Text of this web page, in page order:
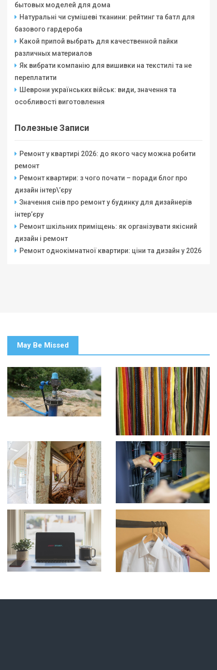
бытовых моделей для дома
Натуральні чи сумішеві тканини: рейтинг та батл для
базового гардероба
Какой припой выбрать для качественной пайки
различных материалов
Як вибрати компанію для вишивки на текстилі та не
переплатити
Шеврони українських військ: види, значення та
особливості виготовлення
Полезные Записи
Ремонт у квартирі 2026: до якого часу можна робити
ремонт
Ремонт квартири: з чого почати – поради блог про
дизайн інтер\’єру
Значення снів про ремонт у будинку для дизайнерів
інтер’єру
Ремонт шкільних приміщень: як організувати якісний
дизайн і ремонт
Ремонт однокімнатної квартири: ціни та дизайн у 2026
May Be Missed